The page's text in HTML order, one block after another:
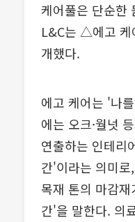
케어풀은 단순한
L&C는 △에고 케
개했다.
에고 케어는 '나
에는 오크·월넛
연출하는 인테리
간'이라는 의미
목재 톤의 마감
간'을 말한다. 의